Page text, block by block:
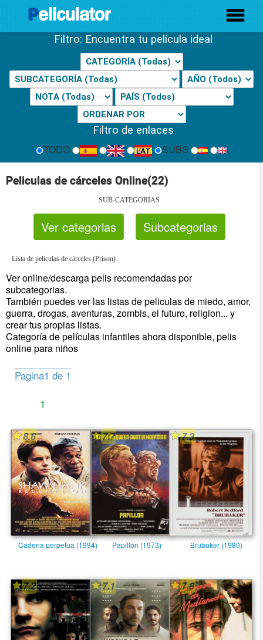
Filtro: Encuentra tu película ideal
Filtro de enlaces
TODO SUBS
Peliculas de cárceles Online(22)
SUB-CATEGORIAS
Ver categorias Subcategorias
Lista de películas de cárceles (Prison)
Ver online/descarga pelis recomendadas por
subcategorias.
También puedes ver las listas de peliculas de miedo, amor,
guerra, drogas, aventuras, zombis, el futuro, religion... y
crear tus propias listas.
Categoría de películas infantiles ahora disponible, pelis
online para niños
Pagina1 de 1
1
8.6
Cadena perpetua (1994)
7.7
Papillon (1973)
7.3
Brubaker (1980)
7.2 7.1 7,8